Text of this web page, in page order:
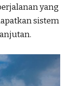
yang
sistem